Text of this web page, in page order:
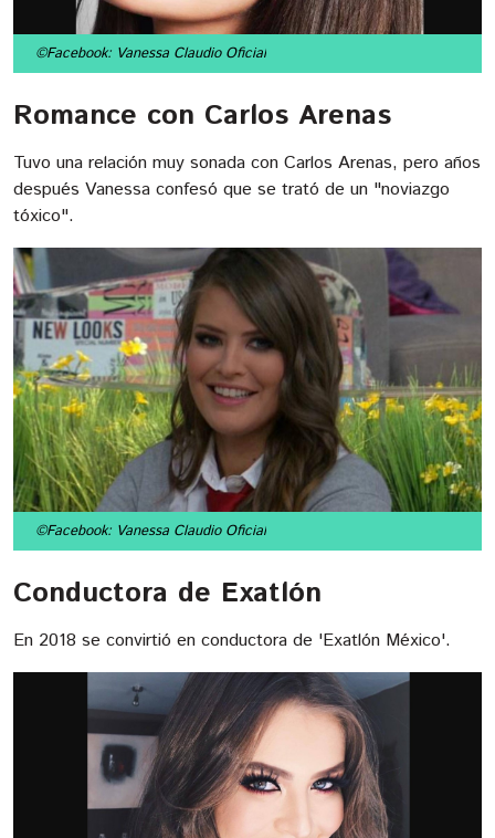
©Facebook: Vanessa Claudio Oficial
Romance con Carlos Arenas
Tuvo una relación muy sonada con Carlos Arenas, pero años
después Vanessa confesó que se trató de un "noviazgo
tóxico".
©Facebook: Vanessa Claudio Oficial
Conductora de Exatlón
En 2018 se convirtió en conductora de 'Exatlón México'.